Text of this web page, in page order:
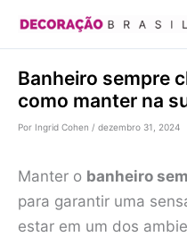
conteúdo
Banheiro sempre
como manter na
Por Ingrid Cohen / dezembro 31, 2024
Manter o banheiro
para garantir uma
estar em um dos